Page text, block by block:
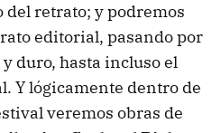
retrato; y podremos
editorial, pasando por
duro, hasta incluso el
Y lógicamente dentro de
veremos obras de